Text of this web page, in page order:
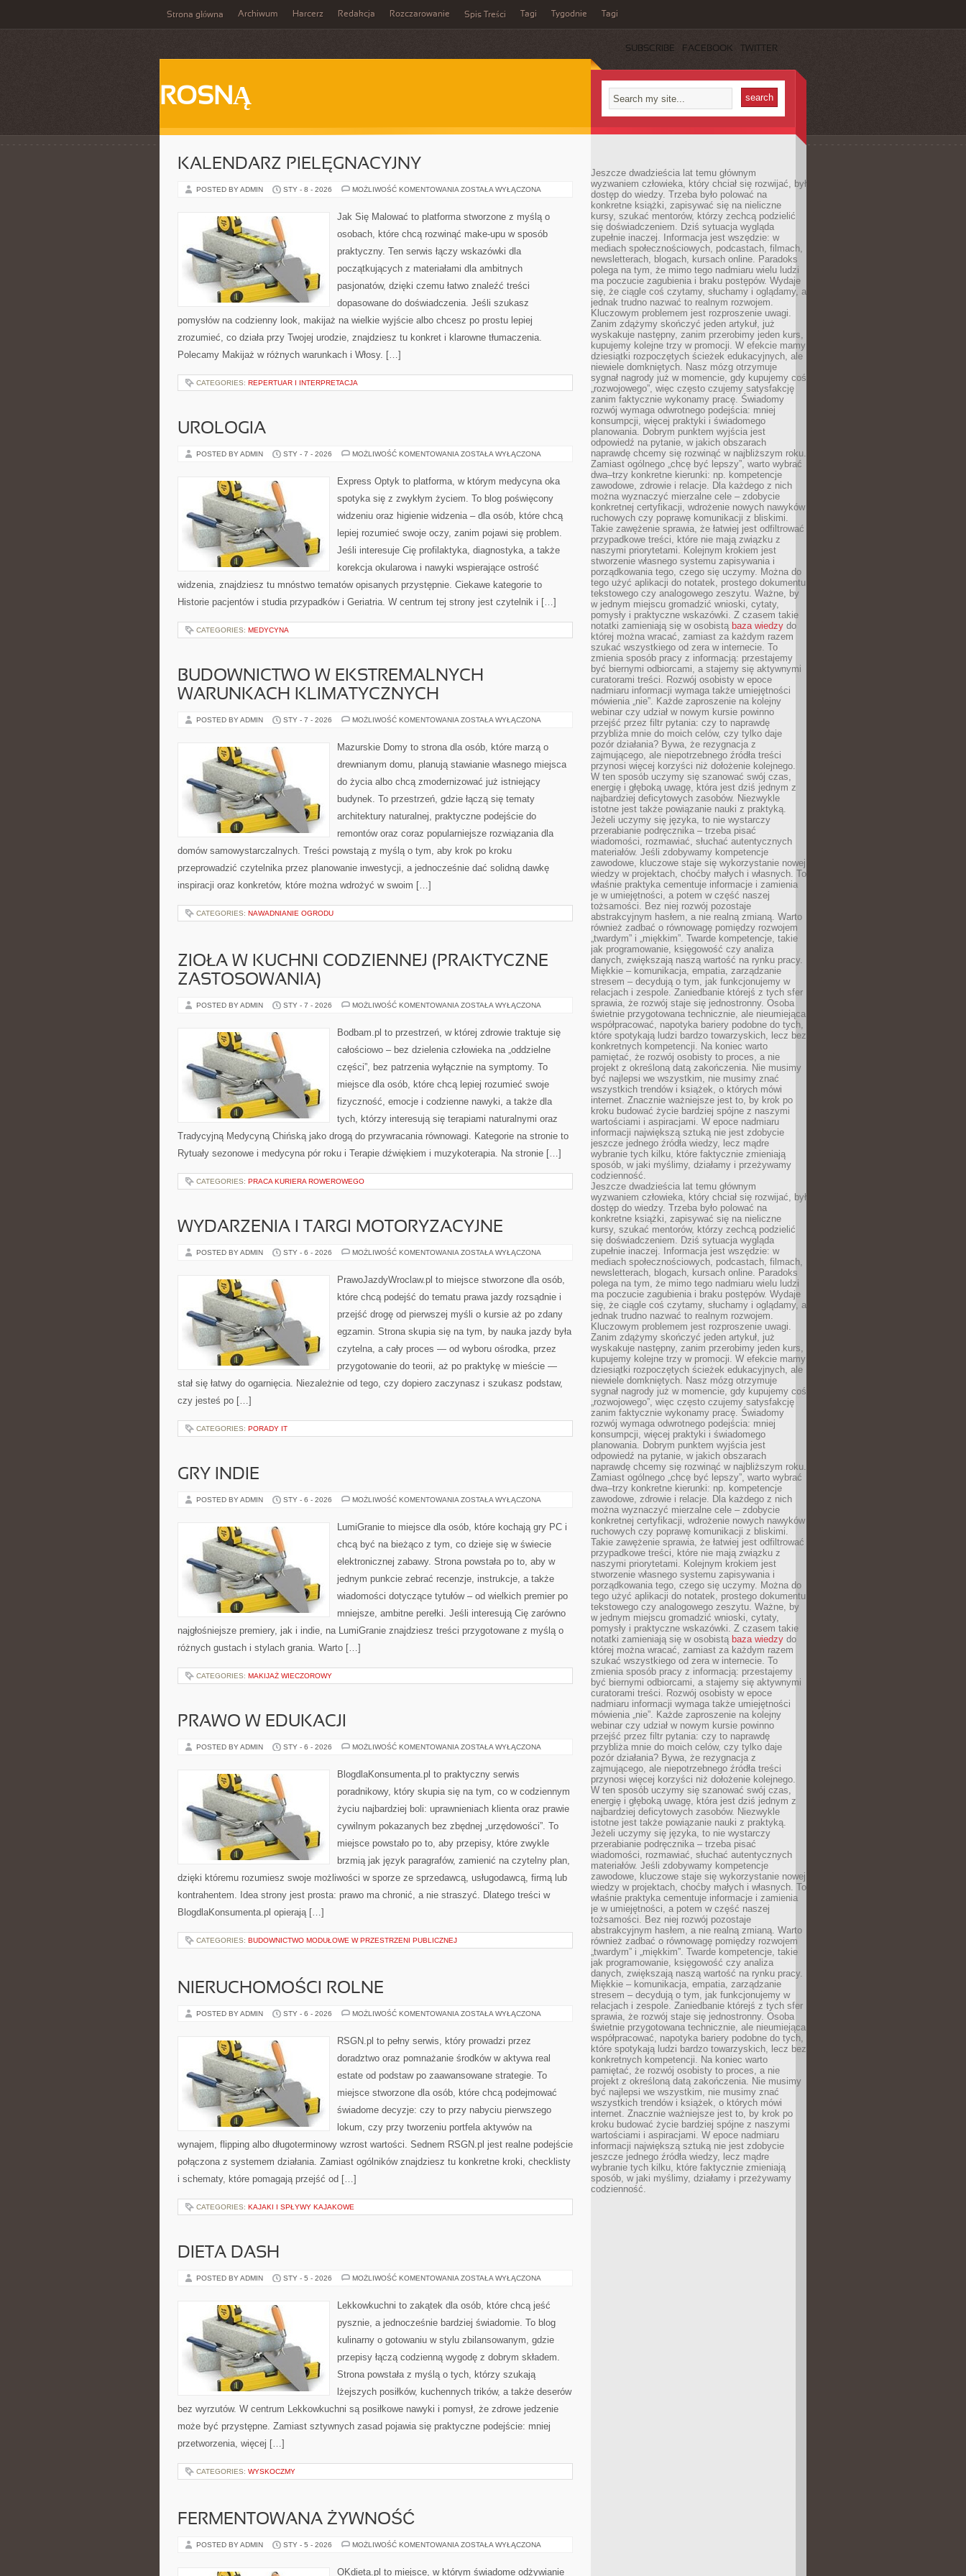
Strona główna Archiwum Harcerz Redakcja Rozczarowanie Spis Treści Tagi Tygodnie Tagi
SUBSCRIBE FACEBOOK TWITTER
ROSNĄ
KALENDARZ PIELĘGNACYJNY
POSTED BY ADMIN STY - 8 - 2026 MOŻLIWOŚĆ KOMENTOWANIA KALENDARZ
ZOSTAŁA WYŁĄCZONA
Jak Się Malować to platforma stworzone z myślą o
osobach, które chcą rozwinąć make-upu w sposób
praktyczny. Ten serwis łączy wskazówki dla
początkujących z materiałami dla ambitnych
pasjonatów, dzięki czemu łatwo znaleźć treści
dopasowane do doświadczenia. Jeśli szukasz
pomysłów na codzienny look, makijaż na wielkie wyjście albo chcesz po prostu lepiej
zrozumieć, co działa przy Twojej urodzie, znajdziesz tu konkret i klarowne tłumaczenia.
Polecamy Makijaż w różnych warunkach i Włosy. […]
CATEGORIES: REPERTUAR I INTERPRETACJA
UROLOGIA
POSTED BY ADMIN STY - 7 - 2026 MOŻLIWOŚĆ KOMENTOWANIA UROLOGIA
ZOSTAŁA WYŁĄCZONA
Express Optyk to platforma, w którym medycyna oka
spotyka się z zwykłym życiem. To blog poświęcony
widzeniu oraz higienie widzenia – dla osób, które chcą
lepiej rozumieć swoje oczy, zanim pojawi się problem.
Jeśli interesuje Cię profilaktyka, diagnostyka, a także
korekcja okularowa i nawyki wspierające ostrość
widzenia, znajdziesz tu mnóstwo tematów opisanych przystępnie. Ciekawe kategorie to
Historie pacjentów i studia przypadków i Geriatria. W centrum tej strony jest czytelnik i […]
CATEGORIES: MEDYCYNA
BUDOWNICTWO W EKSTREMALNYCH
WARUNKACH KLIMATYCZNYCH
POSTED BY ADMIN STY - 7 - 2026 MOŻLIWOŚĆ KOMENTOWANIA BUDOWNICTWO
WARUNKACH
KLIMATYCZNYCH
ZOSTAŁA WYŁĄCZONA
Mazurskie Domy to strona dla osób, które marzą o
drewnianym domu, planują stawianie własnego miejsca
do życia albo chcą zmodernizować już istniejący
budynek. To przestrzeń, gdzie łączą się tematy
architektury naturalnej, praktyczne podejście do
remontów oraz coraz popularniejsze rozwiązania dla
domów samowystarczalnych. Treści powstają z myślą o tym, aby krok po kroku
przeprowadzić czytelnika przez planowanie inwestycji, a jednocześnie dać solidną dawkę
inspiracji oraz konkretów, które można wdrożyć w swoim […]
CATEGORIES: NAWADNIANIE OGRODU
ZIOŁA W KUCHNI CODZIENNEJ (PRAKTYCZNE
ZASTOSOWANIA)
POSTED BY ADMIN STY - 7 - 2026 MOŻLIWOŚĆ KOMENTOWANIA ZIOŁA
CODZIENNEJ
(PRAKTYCZNE
ZOSTAŁA WYŁĄCZONA
Bodbam.pl to przestrzeń, w której zdrowie traktuje się
całościowo – bez dzielenia człowieka na „oddzielne
części”, bez patrzenia wyłącznie na symptomy. To
miejsce dla osób, które chcą lepiej rozumieć swoje
fizyczność, emocje i codzienne nawyki, a także dla
tych, którzy interesują się terapiami naturalnymi oraz
Tradycyjną Medycyną Chińską jako drogą do przywracania równowagi. Kategorie na stronie to
Rytuały sezonowe i medycyna pór roku i Terapie dźwiękiem i muzykoterapia. Na stronie […]
CATEGORIES: PRACA KURIERA ROWEROWEGO
WYDARZENIA I TARGI MOTORYZACYJNE
POSTED BY ADMIN STY - 6 - 2026 MOŻLIWOŚĆ KOMENTOWANIA WYDARZENIA
MOTORYZACYJNE
ZOSTAŁA WYŁĄCZONA
PrawoJazdyWroclaw.pl to miejsce stworzone dla osób,
które chcą podejść do tematu prawa jazdy rozsądnie i
przejść drogę od pierwszej myśli o kursie aż po zdany
egzamin. Strona skupia się na tym, by nauka jazdy była
czytelna, a cały proces — od wyboru ośrodka, przez
przygotowanie do teorii, aż po praktykę w mieście —
stał się łatwy do ogarnięcia. Niezależnie od tego, czy dopiero zaczynasz i szukasz podstaw,
czy jesteś po […]
CATEGORIES: PORADY IT
GRY INDIE
POSTED BY ADMIN STY - 6 - 2026 MOŻLIWOŚĆ KOMENTOWANIA GRY
ZOSTAŁA WYŁĄCZONA
LumiGranie to miejsce dla osób, które kochają gry PC i
chcą być na bieżąco z tym, co dzieje się w świecie
elektronicznej zabawy. Strona powstała po to, aby w
jednym punkcie zebrać recenzje, instrukcje, a także
wiadomości dotyczące tytułów – od wielkich premier po
mniejsze, ambitne perełki. Jeśli interesują Cię zarówno
najgłośniejsze premiery, jak i indie, na LumiGranie znajdziesz treści przygotowane z myślą o
różnych gustach i stylach grania. Warto […]
CATEGORIES: MAKIJAŻ WIECZOROWY
PRAWO W EDUKACJI
POSTED BY ADMIN STY - 6 - 2026 MOŻLIWOŚĆ KOMENTOWANIA PRAWO
ZOSTAŁA WYŁĄCZONA
BlogdlaKonsumenta.pl to praktyczny serwis
poradnikowy, który skupia się na tym, co w codziennym
życiu najbardziej boli: uprawnieniach klienta oraz prawie
cywilnym pokazanych bez zbędnej „urzędowości”. To
miejsce powstało po to, aby przepisy, które zwykle
brzmią jak język paragrafów, zamienić na czytelny plan,
dzięki któremu rozumiesz swoje możliwości w sporze ze sprzedawcą, usługodawcą, firmą lub
kontrahentem. Idea strony jest prosta: prawo ma chronić, a nie straszyć. Dlatego treści w
BlogdlaKonsumenta.pl opierają […]
CATEGORIES: BUDOWNICTWO MODUŁOWE W PRZESTRZENI PUBLICZNEJ
NIERUCHOMOŚCI ROLNE
POSTED BY ADMIN STY - 6 - 2026 MOŻLIWOŚĆ KOMENTOWANIA NIERUCHOMOŚCI
ZOSTAŁA WYŁĄCZONA
RSGN.pl to pełny serwis, który prowadzi przez
doradztwo oraz pomnażanie środków w aktywa real
estate od podstaw po zaawansowane strategie. To
miejsce stworzone dla osób, które chcą podejmować
świadome decyzje: czy to przy nabyciu pierwszego
lokum, czy przy tworzeniu portfela aktywów na
wynajem, flipping albo długoterminowy wzrost wartości. Sednem RSGN.pl jest realne podejście
połączona z systemem działania. Zamiast ogólników znajdziesz tu konkretne kroki, checklisty
i schematy, które pomagają przejść od […]
CATEGORIES: KAJAKI I SPŁYWY KAJAKOWE
DIETA DASH
POSTED BY ADMIN STY - 5 - 2026 MOŻLIWOŚĆ KOMENTOWANIA DIETA
ZOSTAŁA WYŁĄCZONA
Lekkowkuchni to zakątek dla osób, które chcą jeść
pysznie, a jednocześnie bardziej świadomie. To blog
kulinarny o gotowaniu w stylu zbilansowanym, gdzie
przepisy łączą codzienną wygodę z dobrym składem.
Strona powstała z myślą o tych, którzy szukają
lżejszych posiłków, kuchennych trików, a także deserów
bez wyrzutów. W centrum Lekkowkuchni są posiłkowe nawyki i pomysł, że zdrowe jedzenie
może być przystępne. Zamiast sztywnych zasad pojawia się praktyczne podejście: mniej
przetworzenia, więcej […]
CATEGORIES: WYSKOCZMY
FERMENTOWANA ŻYWNOŚĆ
POSTED BY ADMIN STY - 5 - 2026 MOŻLIWOŚĆ KOMENTOWANIA FERMENTOWANA
ZOSTAŁA WYŁĄCZONA
OKdieta.pl to miejsce, w którym świadome odżywianie
Jeszcze dwadzieścia lat temu głównym
wyzwaniem człowieka, który chciał się rozwijać, był
dostęp do wiedzy. Trzeba było polować na
konkretne książki, zapisywać się na nieliczne
kursy, szukać mentorów, którzy zechcą podzielić
się doświadczeniem. Dziś sytuacja wygląda
zupełnie inaczej. Informacja jest wszędzie: w
mediach społecznościowych, podcastach, filmach,
newsletterach, blogach, kursach online. Paradoks
polega na tym, że mimo tego nadmiaru wielu ludzi
ma poczucie zagubienia i braku postępów. Wydaje
się, że ciągle coś czytamy, słuchamy i oglądamy, a
jednak trudno nazwać to realnym rozwojem.
Kluczowym problemem jest rozproszenie uwagi.
Zanim zdążymy skończyć jeden artykuł, już
wyskakuje następny, zanim przerobimy jeden kurs,
kupujemy kolejne trzy w promocji. W efekcie mamy
dziesiątki rozpoczętych ścieżek edukacyjnych, ale
niewiele domkniętych. Nasz mózg otrzymuje
sygnał nagrody już w momencie, gdy kupujemy coś
„rozwojowego”, więc często czujemy satysfakcję
zanim faktycznie wykonamy pracę. Świadomy
rozwój wymaga odwrotnego podejścia: mniej
konsumpcji, więcej praktyki i świadomego
planowania. Dobrym punktem wyjścia jest
odpowiedź na pytanie, w jakich obszarach
naprawdę chcemy się rozwinąć w najbliższym roku.
Zamiast ogólnego „chcę być lepszy”, warto wybrać
dwa–trzy konkretne kierunki: np. kompetencje
zawodowe, zdrowie i relacje. Dla każdego z nich
można wyznaczyć mierzalne cele – zdobycie
konkretnej certyfikacji, wdrożenie nowych nawyków
ruchowych czy poprawę komunikacji z bliskimi.
Takie zawężenie sprawia, że łatwiej jest odfiltrować
przypadkowe treści, które nie mają związku z
naszymi priorytetami. Kolejnym krokiem jest
stworzenie własnego systemu zapisywania i
porządkowania tego, czego się uczymy. Można do
tego użyć aplikacji do notatek, prostego dokumentu
tekstowego czy analogowego zeszytu. Ważne, by
w jednym miejscu gromadzić wnioski, cytaty,
pomysły i praktyczne wskazówki. Z czasem takie
notatki zamieniają się w osobistą baza wiedzy do
której można wracać, zamiast za każdym razem
szukać wszystkiego od zera w internecie. To
zmienia sposób pracy z informacją: przestajemy
być biernymi odbiorcami, a stajemy się aktywnymi
curatorami treści. Rozwój osobisty w epoce
nadmiaru informacji wymaga także umiejętności
mówienia „nie”. Każde zaproszenie na kolejny
webinar czy udział w nowym kursie powinno
przejść przez filtr pytania: czy to naprawdę
przybliża mnie do moich celów, czy tylko daje
pozór działania? Bywa, że rezygnacja z
zajmującego, ale niepotrzebnego źródła treści
przynosi więcej korzyści niż dołożenie kolejnego.
W ten sposób uczymy się szanować swój czas,
energię i głęboką uwagę, która jest dziś jednym z
najbardziej deficytowych zasobów. Niezwykle
istotne jest także powiązanie nauki z praktyką.
Jeżeli uczymy się języka, to nie wystarczy
przerabianie podręcznika – trzeba pisać
wiadomości, rozmawiać, słuchać autentycznych
materiałów. Jeśli zdobywamy kompetencje
zawodowe, kluczowe staje się wykorzystanie nowej
wiedzy w projektach, choćby małych i własnych. To
właśnie praktyka cementuje informacje i zamienia
je w umiejętności, a potem w część naszej
tożsamości. Bez niej rozwój pozostaje
abstrakcyjnym hasłem, a nie realną zmianą. Warto
również zadbać o równowagę pomiędzy rozwojem
„twardym” i „miękkim”. Twarde kompetencje, takie
jak programowanie, księgowość czy analiza
danych, zwiększają naszą wartość na rynku pracy.
Miękkie – komunikacja, empatia, zarządzanie
stresem – decydują o tym, jak funkcjonujemy w
relacjach i zespole. Zaniedbanie którejś z tych sfer
sprawia, że rozwój staje się jednostronny. Osoba
świetnie przygotowana technicznie, ale nieumiejąca
współpracować, napotyka bariery podobne do tych,
które spotykają ludzi bardzo towarzyskich, lecz bez
konkretnych kompetencji. Na koniec warto
pamiętać, że rozwój osobisty to proces, a nie
projekt z określoną datą zakończenia. Nie musimy
być najlepsi we wszystkim, nie musimy znać
wszystkich trendów i książek, o których mówi
internet. Znacznie ważniejsze jest to, by krok po
kroku budować życie bardziej spójne z naszymi
wartościami i aspiracjami. W epoce nadmiaru
informacji największą sztuką nie jest zdobycie
jeszcze jednego źródła wiedzy, lecz mądre
wybranie tych kilku, które faktycznie zmieniają
sposób, w jaki myślimy, działamy i przeżywamy
codzienność.
Jeszcze dwadzieścia lat temu głównym
wyzwaniem człowieka, który chciał się rozwijać, był
dostęp do wiedzy. Trzeba było polować na
konkretne książki, zapisywać się na nieliczne
kursy, szukać mentorów, którzy zechcą podzielić
się doświadczeniem. Dziś sytuacja wygląda
zupełnie inaczej. Informacja jest wszędzie: w
mediach społecznościowych, podcastach, filmach,
newsletterach, blogach, kursach online. Paradoks
polega na tym, że mimo tego nadmiaru wielu ludzi
ma poczucie zagubienia i braku postępów. Wydaje
się, że ciągle coś czytamy, słuchamy i oglądamy, a
jednak trudno nazwać to realnym rozwojem.
Kluczowym problemem jest rozproszenie uwagi.
Zanim zdążymy skończyć jeden artykuł, już
wyskakuje następny, zanim przerobimy jeden kurs,
kupujemy kolejne trzy w promocji. W efekcie mamy
dziesiątki rozpoczętych ścieżek edukacyjnych, ale
niewiele domkniętych. Nasz mózg otrzymuje
sygnał nagrody już w momencie, gdy kupujemy coś
„rozwojowego”, więc często czujemy satysfakcję
zanim faktycznie wykonamy pracę. Świadomy
rozwój wymaga odwrotnego podejścia: mniej
konsumpcji, więcej praktyki i świadomego
planowania. Dobrym punktem wyjścia jest
odpowiedź na pytanie, w jakich obszarach
naprawdę chcemy się rozwinąć w najbliższym roku.
Zamiast ogólnego „chcę być lepszy”, warto wybrać
dwa–trzy konkretne kierunki: np. kompetencje
zawodowe, zdrowie i relacje. Dla każdego z nich
można wyznaczyć mierzalne cele – zdobycie
konkretnej certyfikacji, wdrożenie nowych nawyków
ruchowych czy poprawę komunikacji z bliskimi.
Takie zawężenie sprawia, że łatwiej jest odfiltrować
przypadkowe treści, które nie mają związku z
naszymi priorytetami. Kolejnym krokiem jest
stworzenie własnego systemu zapisywania i
porządkowania tego, czego się uczymy. Można do
tego użyć aplikacji do notatek, prostego dokumentu
tekstowego czy analogowego zeszytu. Ważne, by
w jednym miejscu gromadzić wnioski, cytaty,
pomysły i praktyczne wskazówki. Z czasem takie
notatki zamieniają się w osobistą baza wiedzy do
której można wracać, zamiast za każdym razem
szukać wszystkiego od zera w internecie. To
zmienia sposób pracy z informacją: przestajemy
być biernymi odbiorcami, a stajemy się aktywnymi
curatorami treści. Rozwój osobisty w epoce
nadmiaru informacji wymaga także umiejętności
mówienia „nie”. Każde zaproszenie na kolejny
webinar czy udział w nowym kursie powinno
przejść przez filtr pytania: czy to naprawdę
przybliża mnie do moich celów, czy tylko daje
pozór działania? Bywa, że rezygnacja z
zajmującego, ale niepotrzebnego źródła treści
przynosi więcej korzyści niż dołożenie kolejnego.
W ten sposób uczymy się szanować swój czas,
energię i głęboką uwagę, która jest dziś jednym z
najbardziej deficytowych zasobów. Niezwykle
istotne jest także powiązanie nauki z praktyką.
Jeżeli uczymy się języka, to nie wystarczy
przerabianie podręcznika – trzeba pisać
wiadomości, rozmawiać, słuchać autentycznych
materiałów. Jeśli zdobywamy kompetencje
zawodowe, kluczowe staje się wykorzystanie nowej
wiedzy w projektach, choćby małych i własnych. To
właśnie praktyka cementuje informacje i zamienia
je w umiejętności, a potem w część naszej
tożsamości. Bez niej rozwój pozostaje
abstrakcyjnym hasłem, a nie realną zmianą. Warto
również zadbać o równowagę pomiędzy rozwojem
„twardym” i „miękkim”. Twarde kompetencje, takie
jak programowanie, księgowość czy analiza
danych, zwiększają naszą wartość na rynku pracy.
Miękkie – komunikacja, empatia, zarządzanie
stresem – decydują o tym, jak funkcjonujemy w
relacjach i zespole. Zaniedbanie którejś z tych sfer
sprawia, że rozwój staje się jednostronny. Osoba
świetnie przygotowana technicznie, ale nieumiejąca
współpracować, napotyka bariery podobne do tych,
które spotykają ludzi bardzo towarzyskich, lecz bez
konkretnych kompetencji. Na koniec warto
pamiętać, że rozwój osobisty to proces, a nie
projekt z określoną datą zakończenia. Nie musimy
być najlepsi we wszystkim, nie musimy znać
wszystkich trendów i książek, o których mówi
internet. Znacznie ważniejsze jest to, by krok po
kroku budować życie bardziej spójne z naszymi
wartościami i aspiracjami. W epoce nadmiaru
informacji największą sztuką nie jest zdobycie
jeszcze jednego źródła wiedzy, lecz mądre
wybranie tych kilku, które faktycznie zmieniają
sposób, w jaki myślimy, działamy i przeżywamy
codzienność.